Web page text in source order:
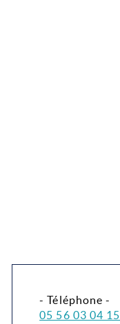
- Téléphone -
05 56 03 04 15